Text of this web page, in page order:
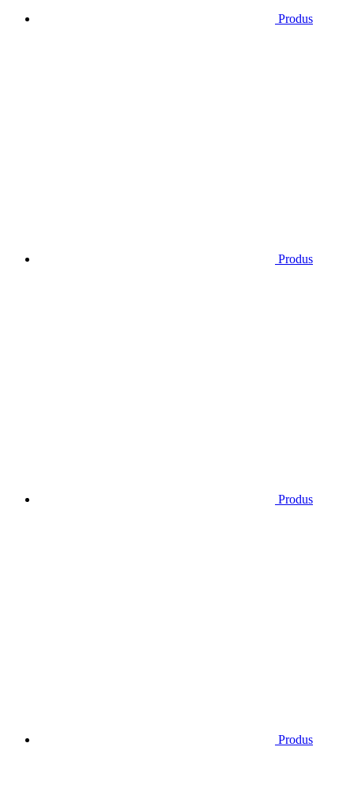
Produs
Produs
Produs
Produs